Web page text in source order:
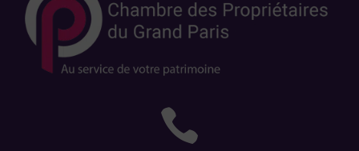
